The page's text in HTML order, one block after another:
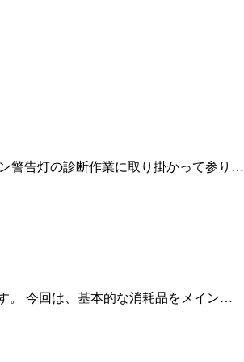
告灯の診断作業に取り掛かって参り…
。 今回は、基本的な消耗品をメイン…